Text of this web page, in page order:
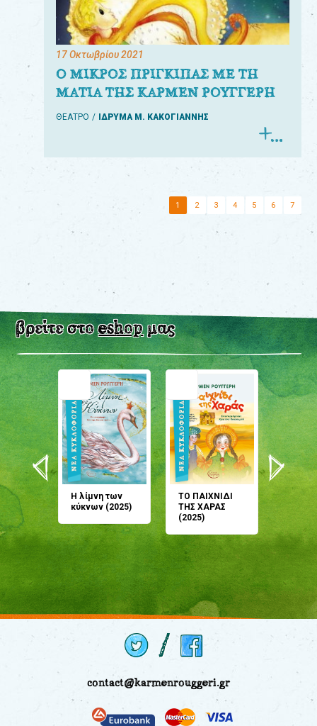
17 Οκτωβρίου 2021
Ο ΜΙΚΡΟΣ ΠΡΙΓΚΙΠΑΣ ΜΕ ΤΗ
ΜΑΤΙΑ ΤΗΣ ΚΑΡΜΕΝ ΡΟΥΓΓΕΡΗ
ΘΕΑΤΡΟ ΙΔΡΥΜΑ Μ. ΚΑΚΟΓΙΑΝΝΗΣ
1 2 3 4 5 6 7
βρείτε στοeshopμας
Η λίμνη των
κύκνων (2025)
ΤΟ ΠΑΙΧΝΙΔΙ
ΤΗΣ ΧΑΡΑΣ
(2025)
μου;
(2024)
contact@karmenrouggeri.gr